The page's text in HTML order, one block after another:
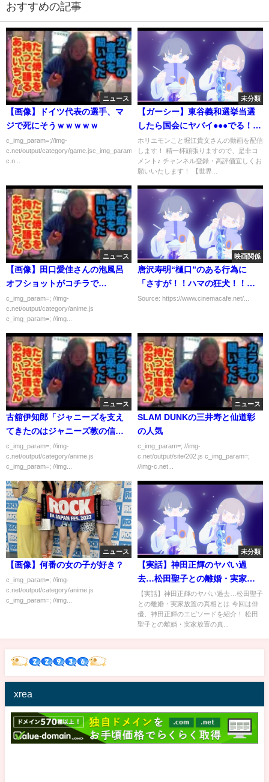
おすすめの記事
ニュース
【画像】ドイツ代表の選手、マ
ジで死にそうｗｗｗｗｗ
c_img_param=;//img-
c.net/output/category/game.jsc_img_param=;//img-
c.n...
未分類
【ガーシー】東谷義和選挙当選
したら国会にヤバイ●●●でる！そ
うなるとメディアも取り上げざ
るおえないことに、、【ホリエ
モン/ホリエモン切り抜き/堀江貴
木谷/楽天/Z李】
ホリエモンこと堀江貴文さんの動画を配信
します！ 精一杯頑張りますので、是非コ
メント♪ チャンネル登録・高評価宜しくお
願いいたします！ 【世界...
ニュース
【画像】田口愛佳さんの泡風呂
オフショットがコチラで
す！！！！！
c_img_param=; //img-
c.net/output/category/anime.js
c_img_param=; //img...
映画関係
唐沢寿明“樋口”のある行為に
「さすが！！ハマの狂犬！！」
の声、ECU緒方の“あだ名”にも
Source: https://www.cinemacafe.net/...
ニュース
古舘伊知郎「ジャニーズを支え
てきたのはジャニーズ教の信者
さん」→ファン大激怒
c_img_param=; //img-
c.net/output/category/anime.js
c_img_param=; //img...
ニュース
SLAM DUNKの三井寿と仙道彰
の人気
c_img_param=; //img-
c.net/output/site/202.js c_img_param=;
//img-c.net...
ニュース
【画像】何番の女の子が好き？
c_img_param=; //img-
c.net/output/category/anime.js
c_img_param=; //img...
未分類
【実話】神田正輝のヤバい過
去…松田聖子との離婚・実家放
置の真相とは
【実話】神田正輝のヤバい過去…松田聖子
との離婚・実家放置の真相とは 今回は俳
優、神田正輝のエピソードを紹介！ 松田
聖子との離婚・実家放置の真...
xrea